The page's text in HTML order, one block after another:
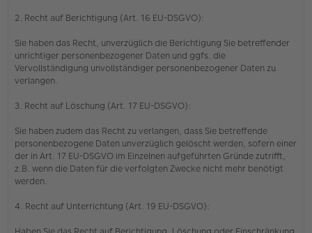
2. Recht auf Berichtigung (Art. 16 EU-DSGVO):
Sie haben das Recht, unverzüglich die Berichtigung Sie betreffender
unrichtiger personenbezogener Daten und ggfs. die
Vervollständigung unvollständiger personenbezogener Daten zu
verlangen.
3. Recht auf Löschung (Art. 17 EU-DSGVO):
Sie haben zudem das Recht zu verlangen, dass Sie betreffende
personenbezogene Daten unverzüglich gelöscht werden, sofern einer
der in Art. 17 EU-DSGVO im Einzelnen aufgeführten Gründe zutrifft,
z.B. wenn die Daten für die verfolgten Zwecke nicht mehr benötigt
werden.
4. Recht auf Unterrichtung (Art. 19 EU-DSGVO):